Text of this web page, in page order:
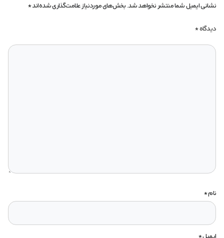
نشانی ایمیل شما منتشر نخواهد شد.بخش‌های موردنیاز علامت‌گذاری شده‌اند*
دیدگاه*
نام*